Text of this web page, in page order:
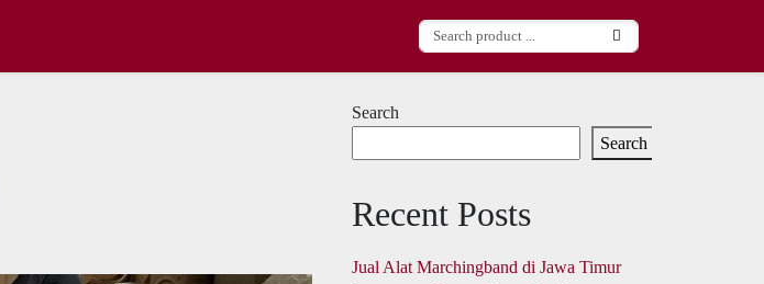
Search
Search
Recent Posts
Jual Alat Marchingband di Jawa Timur